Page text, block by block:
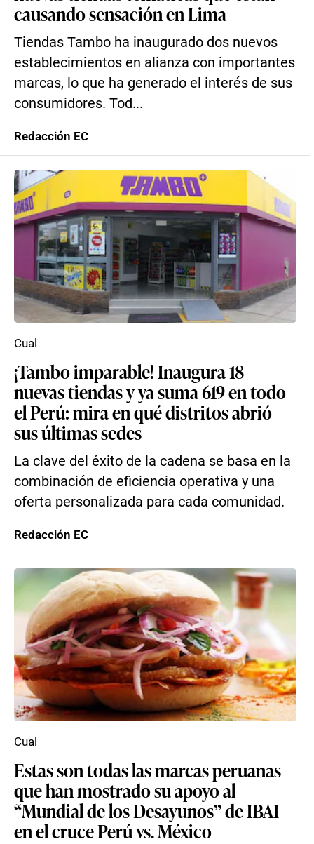
causando sensación en Lima
Tiendas Tambo ha inaugurado dos nuevos
establecimientos en alianza con importantes
marcas, lo que ha generado el interés de sus
consumidores. Tod...
Redacción EC
¡Tambo imparable! Inaugura 18
nuevas tiendas y ya suma 619 en todo
el Perú: mira en qué distritos abrió
sus últimas sedes
La clave del éxito de la cadena se basa en la
combinación de eficiencia operativa y una
oferta personalizada para cada comunidad.
Cual
Redacción EC
Estas son todas las marcas peruanas
que han mostrado su apoyo al
“Mundial de los Desayunos” de IBAI
en el cruce Perú vs. México
Cual